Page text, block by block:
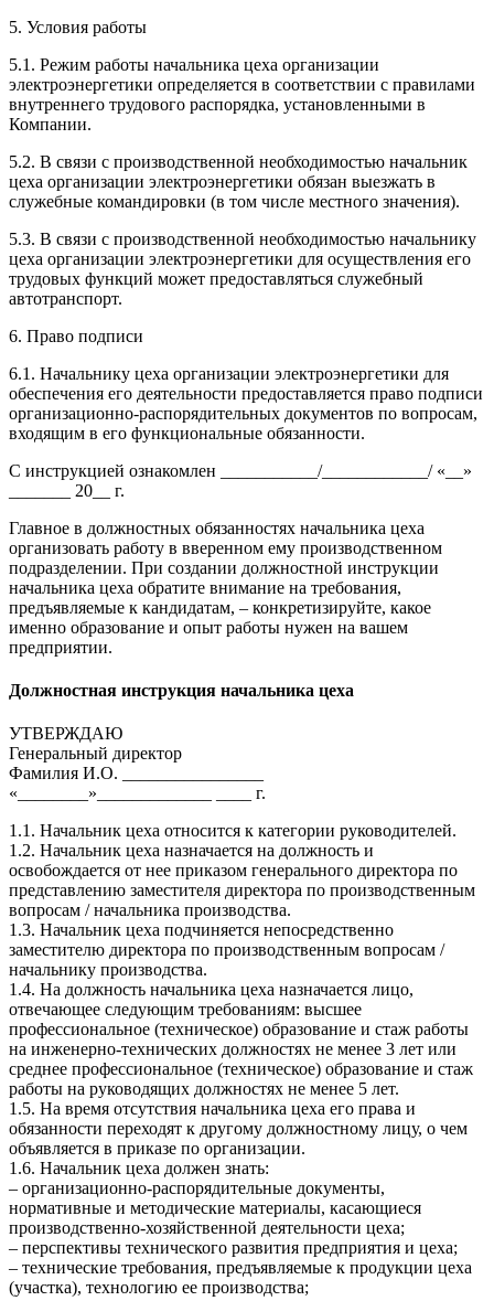
5. Условия работы
5.1. Режим работы начальника цеха организации
электроэнергетики определяется в соответствии с правилами
внутреннего трудового распорядка, установленными в
Компании.
5.2. В связи с производственной необходимостью начальник
цеха организации электроэнергетики обязан выезжать в
служебные командировки (в том числе местного значения).
5.3. В связи с производственной необходимостью начальнику
цеха организации электроэнергетики для осуществления его
трудовых функций может предоставляться служебный
автотранспорт.
6. Право подписи
6.1. Начальнику цеха организации электроэнергетики для
обеспечения его деятельности предоставляется право подписи
организационно-распорядительных документов по вопросам,
входящим в его функциональные обязанности.
С инструкцией ознакомлен ___________/____________/ «__»
_______ 20__ г.
Главное в должностных обязанностях начальника цеха
организовать работу в вверенном ему производственном
подразделении. При создании должностной инструкции
начальника цеха обратите внимание на требования,
предъявляемые к кандидатам, – конкретизируйте, какое
именно образование и опыт работы нужен на вашем
предприятии.
Должностная инструкция начальника цеха
УТВЕРЖДАЮ
Генеральный директор
Фамилия И.О. ________________
«________»_____________ ____ г.
1.1. Начальник цеха относится к категории руководителей.
1.2. Начальник цеха назначается на должность и
освобождается от нее приказом генерального директора по
представлению заместителя директора по производственным
вопросам / начальника производства.
1.3. Начальник цеха подчиняется непосредственно
заместителю директора по производственным вопросам /
начальнику производства.
1.4. На должность начальника цеха назначается лицо,
отвечающее следующим требованиям: высшее
профессиональное (техническое) образование и стаж работы
на инженерно-технических должностях не менее 3 лет или
среднее профессиональное (техническое) образование и стаж
работы на руководящих должностях не менее 5 лет.
1.5. На время отсутствия начальника цеха его права и
обязанности переходят к другому должностному лицу, о чем
объявляется в приказе по организации.
1.6. Начальник цеха должен знать:
– организационно-распорядительные документы,
нормативные и методические материалы, касающиеся
производственно-хозяйственной деятельности цеха;
– перспективы технического развития предприятия и цеха;
– технические требования, предъявляемые к продукции цеха
(участка), технологию ее производства;